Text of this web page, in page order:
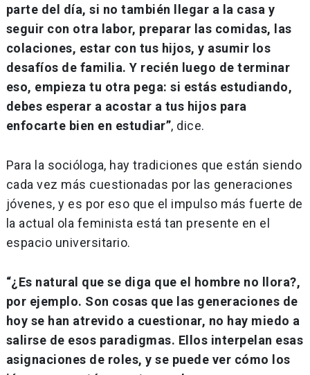
parte del día, si no también llegar a la casa y
seguir con otra labor, preparar las comidas, las
colaciones, estar con tus hijos, y asumir los
desafíos de familia. Y recién luego de terminar
eso, empieza tu otra pega: si estás estudiando,
debes esperar a acostar a tus hijos para
enfocarte bien en estudiar”, dice.
Para la socióloga, hay tradiciones que están siendo
cada vez más cuestionadas por las generaciones
jóvenes, y es por eso que el impulso más fuerte de
la actual ola feminista está tan presente en el
espacio universitario.
“¿Es natural que se diga que el hombre no llora?,
por ejemplo. Son cosas que las generaciones de
hoy se han atrevido a cuestionar, no hay miedo a
salirse de esos paradigmas. Ellos interpelan esas
asignaciones de roles, y se puede ver cómo los